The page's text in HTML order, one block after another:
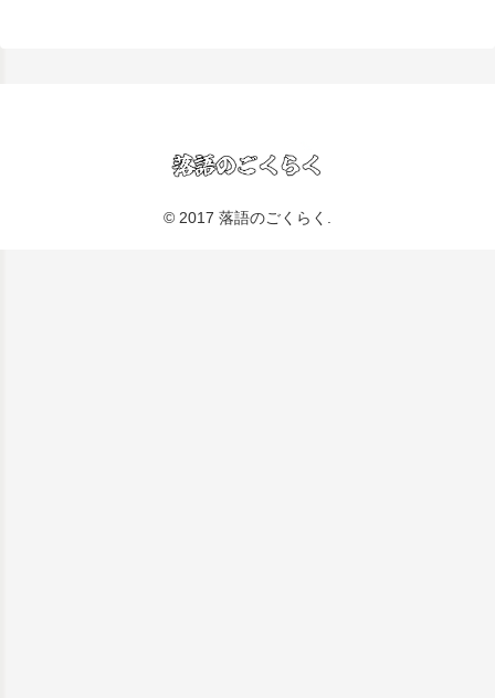
© 2017 落語のごくらく.